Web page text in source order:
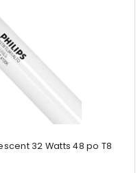
32 Watts 48 po T8